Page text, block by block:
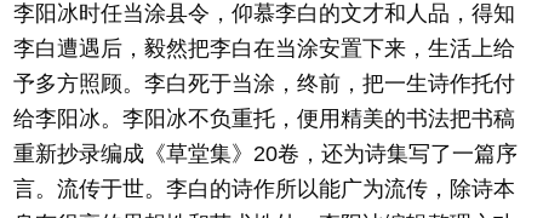
李阳冰时任当涂县令，仰慕李白的文才和人品，得知
李白遭遇后，毅然把李白在当涂安置下来，生活上给
予多方照顾。李白死于当涂，终前，把一生诗作托付
给李阳冰。李阳冰不负重托，便用精美的书法把书稿
重新抄录编成《草堂集》20卷，还为诗集写了一篇序
言。流传于世。李白的诗作所以能广为流传，除诗本